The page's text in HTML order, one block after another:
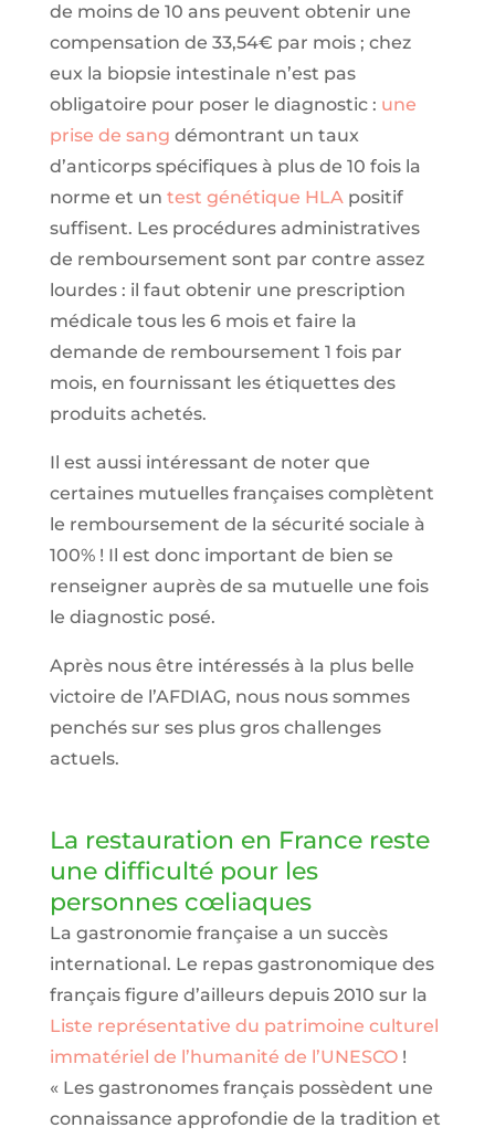
de moins de 10 ans peuvent obtenir une
compensation de 33,54€ par mois ; chez
eux la biopsie intestinale n’est pas
obligatoire pour poser le diagnostic : une
prise de sang démontrant un taux
d’anticorps spécifiques à plus de 10 fois la
norme et un test génétique HLApositif
suffisent. Les procédures administratives
de remboursement sont par contre assez
lourdes : il faut obtenir une prescription
médicale tous les 6 mois et faire la
demande de remboursement 1 fois par
mois, en fournissant les étiquettes des
produits achetés.
Il est aussi intéressant de noter que
certaines mutuelles françaises complètent
le remboursement de la sécurité sociale à
100% ! Il est donc important de bien se
renseigner auprès de sa mutuelle une fois
le diagnostic posé.
Après nous être intéressés à la plus belle
victoire de l’AFDIAG, nous nous sommes
penchés sur ses plus gros challenges
actuels.
La restauration en France reste
une difficulté pour les
personnes cœliaques
La gastronomie française a un succès
international. Le repas gastronomique des
français figure d’ailleurs depuis 2010 sur la
Liste représentative du patrimoine culturel
immatériel de l’humanité de l’UNESCO !
« Les gastronomes français possèdent une
connaissance approfondie de la tradition et